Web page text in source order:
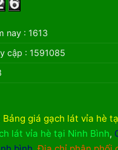
nay : 1613
cập : 1591085
Bảng giá gạch lát vỉa hè
lát vỉa hè tại Ninh Bình,